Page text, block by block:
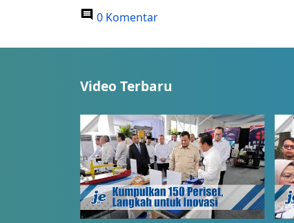
0 Komentar
Video Terbaru